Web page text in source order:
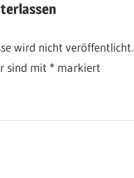
wird nicht veröffentlicht.
sind mit * markiert